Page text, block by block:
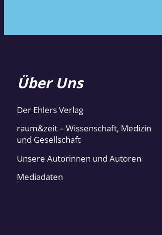
Über Uns
Der Ehlers Verlag
raum&zeit – Wissenschaft, Medizin
und Gesellschaft
Unsere Autorinnen und Autoren
Mediadaten